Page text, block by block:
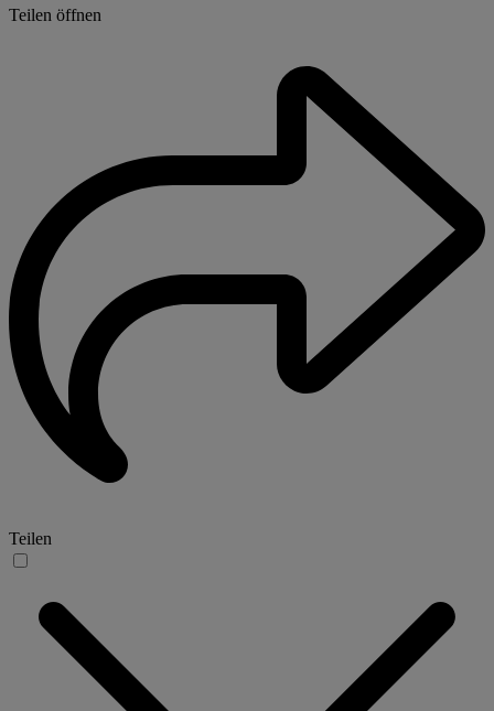
Teilen öffnen
Teilen